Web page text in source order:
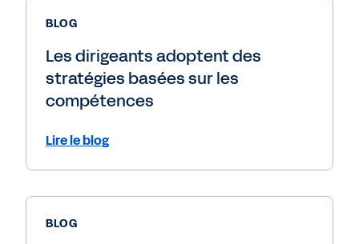
BLOG
Les dirigeants adoptent des
stratégies basées sur les
compétences
Lire le blog
BLOG